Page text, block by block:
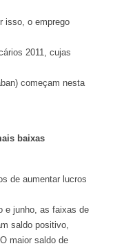
isso, o emprego
2011, cujas
começam nesta
baixas
de aumentar lucros
e junho, as faixas de
saldo positivo,
maior saldo de